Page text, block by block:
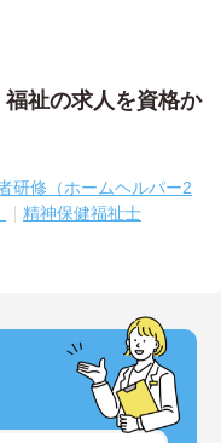
祉の求人を資格か
研修（ホームヘルパー2
精神保健福祉士